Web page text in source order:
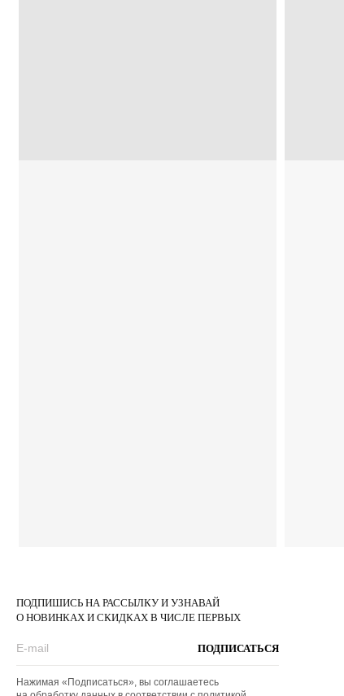
ПОДПИШИСЬ НА РАССЫЛКУ И УЗНАВАЙ
О НОВИНКАХ И СКИДКАХ В ЧИСЛЕ ПЕРВЫХ
ПОДПИСАТЬСЯ
Нажимая «Подписаться», вы соглашаетесь